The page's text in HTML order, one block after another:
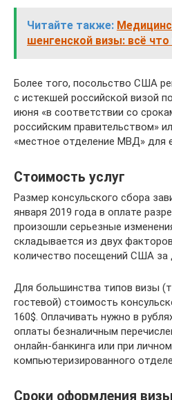
Читайте также:
шенгенской визы: всё
Более того, посольство США
с истекшей российской визой
июня «в соответствии со
российским правительством»
«местное отделение МВД» для
Стоимость услуг
Размер консульского сбора
января 2019 года в оплате
произошли серьезные
складывается из двух
количество посещений США за
Для большинства типов визы
гостевой) стоимость
160$. Оплачивать нужно в
оплаты безналичным
онлайн-банкинга или при
компьютеризированного
Сроки оформления